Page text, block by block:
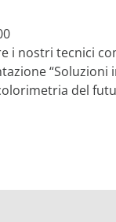
i nostri tecnici
“Soluzioni
del